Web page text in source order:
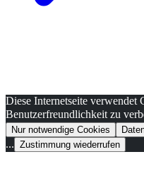
Diese Internetseite verwendet
Benutzerfreundlichkeit zu
Nur notwendige Cookies
... Zustimmung wiederrufen